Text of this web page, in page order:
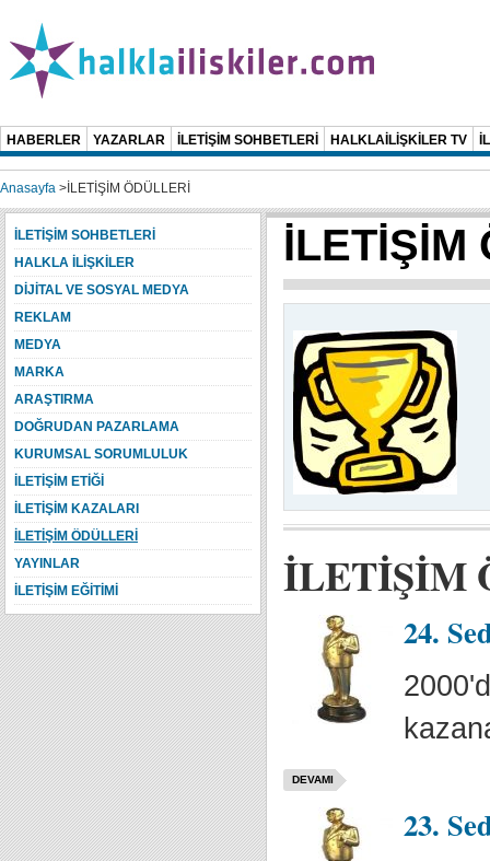
HABERLER YAZARLAR İLETİŞİM SOHBETLERİ HALKLAİLİŞKİLER TV
Anasayfa > İLETİŞİM ÖDÜLLERİ
İLETİŞİM
İLETİŞİM
24.
DEVAMI
23.
İLETİŞİM SOHBETLERİ
HALKLA İLİŞKİLER
DİJİTAL VE SOSYAL MEDYA
REKLAM
MEDYA
MARKA
ARAŞTIRMA
DOĞRUDAN PAZARLAMA
KURUMSAL SORUMLULUK
İLETİŞİM ETİĞİ
İLETİŞİM KAZALARI
İLETİŞİM ÖDÜLLERİ
YAYINLAR
İLETİŞİM EĞİTİMİ